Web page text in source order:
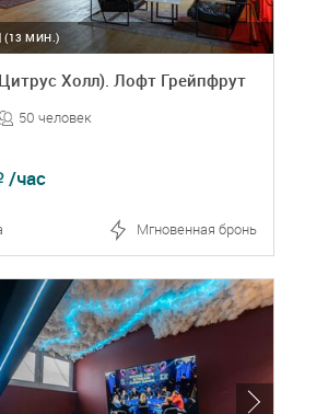
(13 МИН.)
Холл). Лофт Грейпфрут
50 человек
/час
Мгновенная бронь